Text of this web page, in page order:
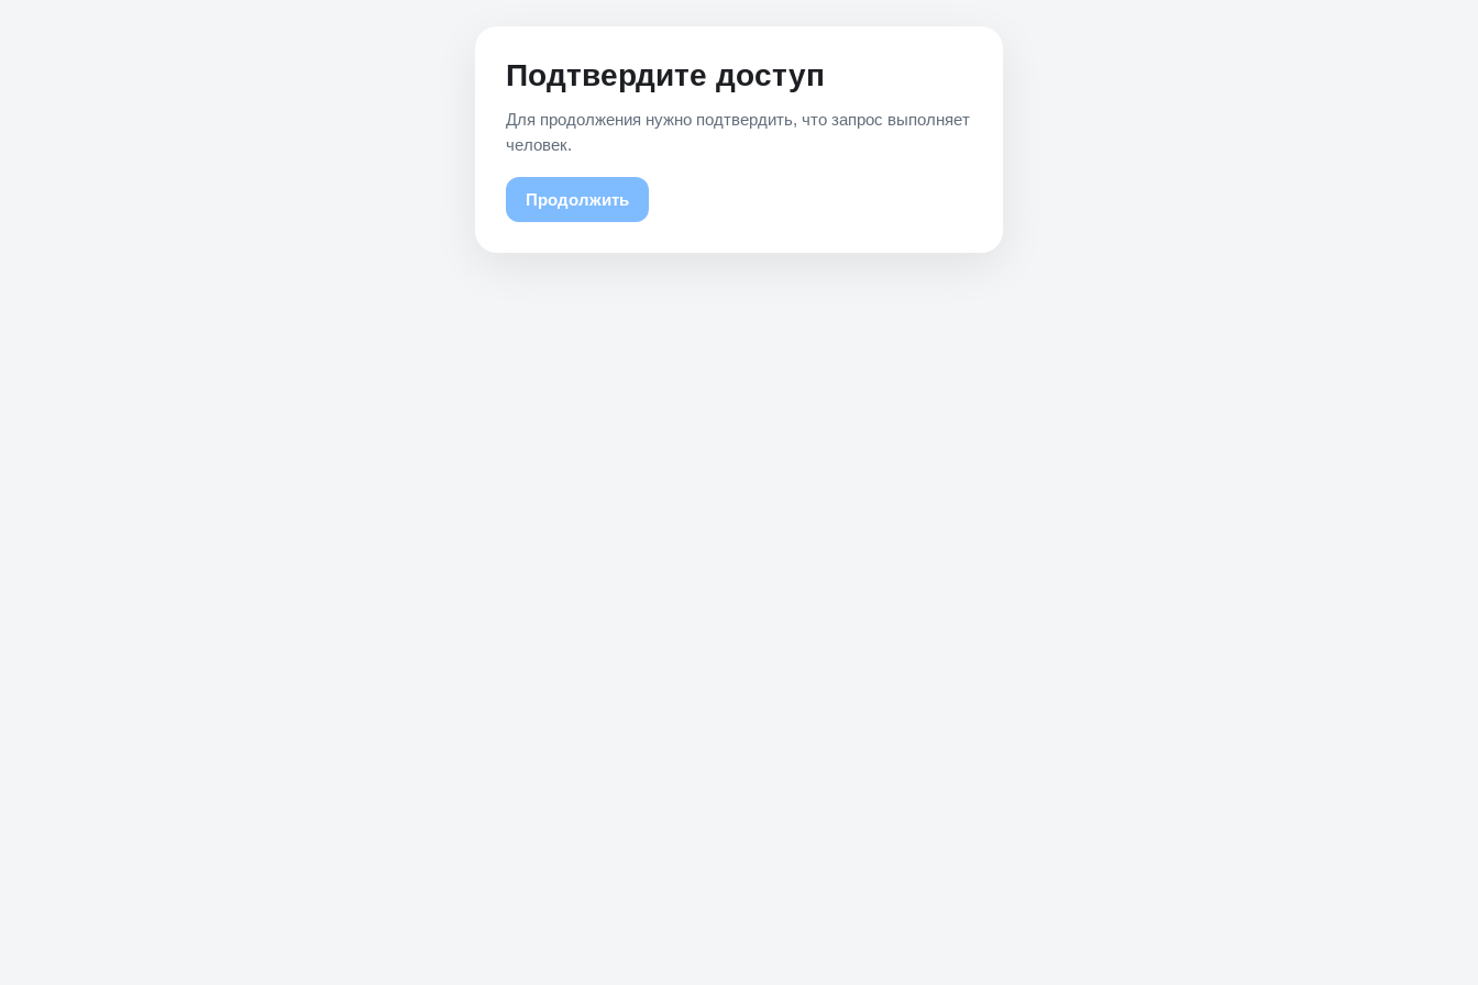
Подтвердите доступ
Для продолжения нужно подтвердить, что запрос выполняет
человек.
Продолжить